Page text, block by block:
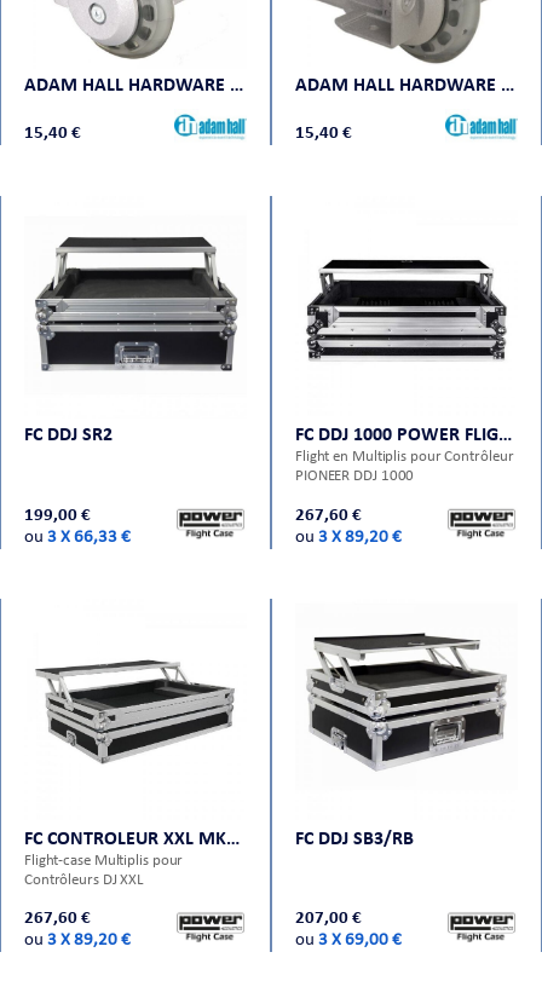
ADAM HALL HARDWARE 37501 S
15,40 €
ADAM HALL HARDWARE 37551 S
15,40 €
FC DDJ SR2
199,00 €
ou 3 X 66,33 €
FC DDJ 1000 POWER FLIGHT CASES
Flight en Multiplis pour Contrôleur
PIONEER DDJ 1000
267,60 €
ou 3 X 89,20 €
FC CONTROLEUR XXL MK2 POWER FLIGHT CASES
Flight-case Multiplis pour
Contrôleurs DJ XXL
267,60 €
ou 3 X 89,20 €
FC DDJ SB3/RB
207,00 €
ou 3 X 69,00 €